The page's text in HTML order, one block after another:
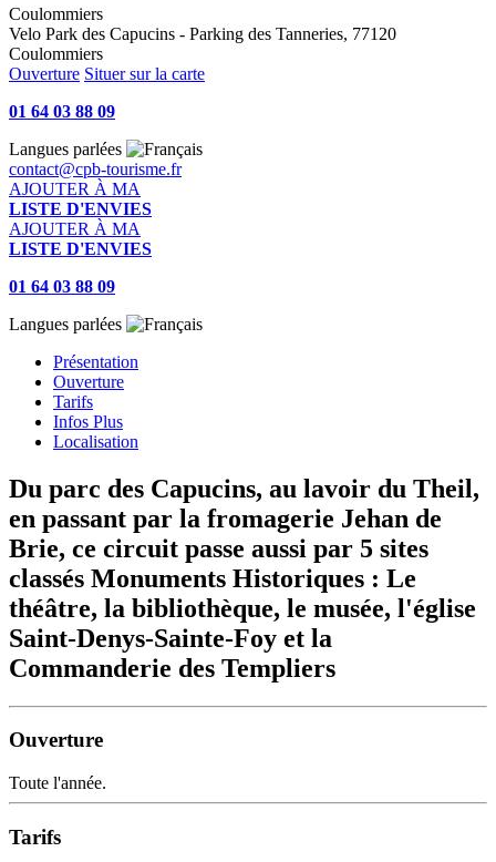
Coulommiers
Velo Park des Capucins - Parking des Tanneries, 77120
Coulommiers
Ouverture Situer sur la carte
01 64 03 88 09
Langues parlées
contact@cpb-tourisme.fr
AJOUTER À MA
LISTE D'ENVIES
AJOUTER À MA
LISTE D'ENVIES
01 64 03 88 09
Langues parlées
Présentation
Ouverture
Tarifs
Infos Plus
Localisation
Du parc des Capucins, au lavoir du Theil,
en passant par la fromagerie Jehan de
Brie, ce circuit passe aussi par 5 sites
classés Monuments Historiques : Le
théâtre, la bibliothèque, le musée, l'église
Saint-Denys-Sainte-Foy et la
Commanderie des Templiers
Ouverture
Toute l'année.
Tarifs